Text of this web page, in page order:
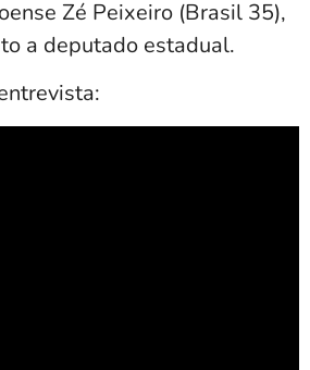
Zé Peixeiro (Brasil 35),
a deputado estadual.